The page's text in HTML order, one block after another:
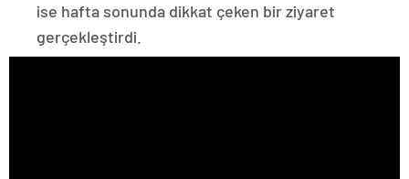
ise hafta sonunda dikkat çeken bir ziyaret
gerçekleştirdi.